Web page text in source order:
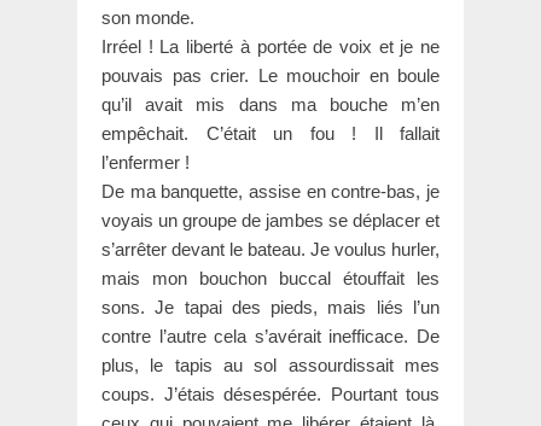
son monde.
Irréel ! La liberté à portée de voix et je ne
pouvais pas crier. Le mouchoir en boule
qu’il avait mis dans ma bouche m’en
empêchait. C’était un fou ! Il fallait
l’enfermer !
De ma banquette, assise en contre-bas, je
voyais un groupe de jambes se déplacer et
s’arrêter devant le bateau. Je voulus hurler,
mais mon bouchon buccal étouffait les
sons. Je tapai des pieds, mais liés l’un
contre l’autre cela s’avérait inefficace. De
plus, le tapis au sol assourdissait mes
coups. J’étais désespérée. Pourtant tous